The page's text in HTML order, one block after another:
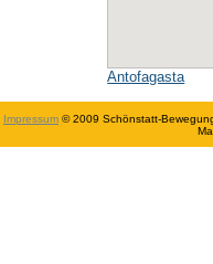
Antofagasta
Impressum © 2009 Schönstatt-